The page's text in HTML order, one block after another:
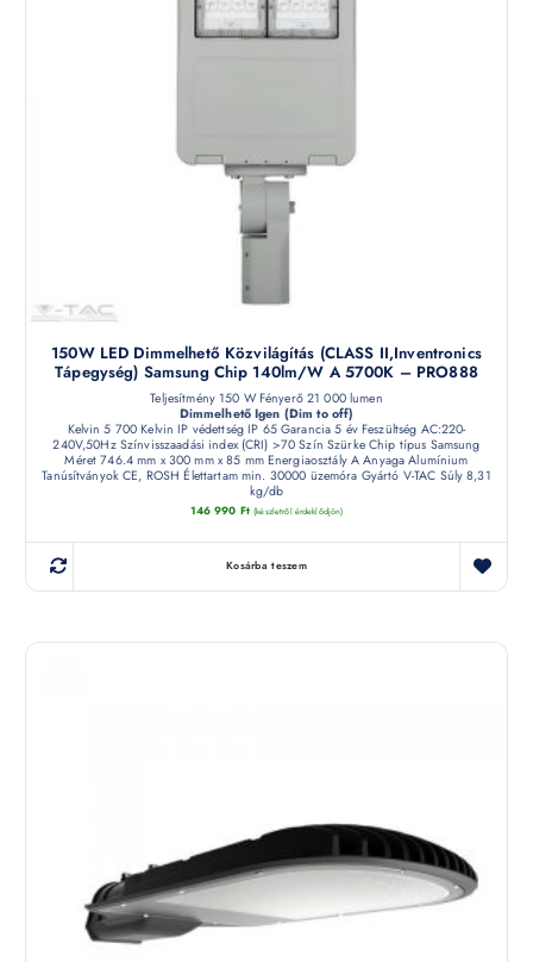
150W LED Dimmelhető Közvilágítás (CLASS II,Inventronics
Tápegység) Samsung Chip 140lm/W A 5700K – PRO888
Teljesítmény 150 W Fényerő 21 000 lumen
Dimmelhető Igen (Dim to off)
Kelvin 5 700 Kelvin IP védettség IP 65 Garancia 5 év Feszültség AC:220-
240V,50Hz Színvisszaadási index (CRI) >70 Szín Szürke Chip típus Samsung
Méret 746.4 mm x 300 mm x 85 mm Energiaosztály A Anyaga Alumínium
Tanúsítványok CE, ROSH Élettartam min. 30000 üzemóra Gyártó V-TAC Súly 8,31
kg/db
146 990 Ft (készletről érdeklődjön)
Kosárba teszem